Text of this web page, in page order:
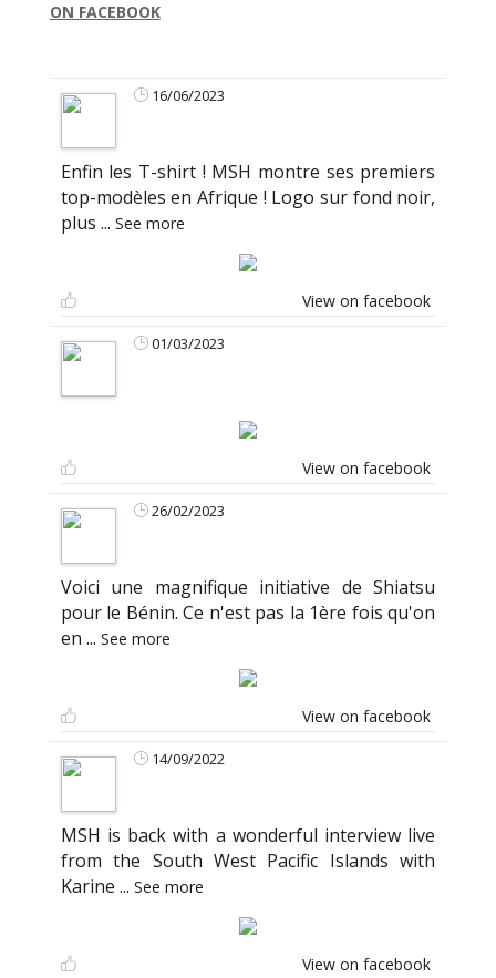
ON FACEBOOK
16/06/2023
Enfin les T-shirt ! MSH montre ses premiers
top-modèles en Afrique ! Logo sur fond noir,
plus ... See more
View on facebook
01/03/2023
View on facebook
26/02/2023
Voici une magnifique initiative de Shiatsu
pour le Bénin. Ce n'est pas la 1ère fois qu'on
en ... See more
View on facebook
14/09/2022
MSH is back with a wonderful interview live
from the South West Pacific Islands with
Karine ... See more
View on facebook